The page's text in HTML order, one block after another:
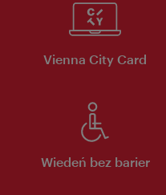
Vienna City Card
Wiedeń bez barier